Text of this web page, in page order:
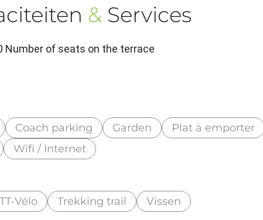
& Services
Number of seats on the terrace
Coach parking Garden
Plat à emporter
Wifi / Internet
Vélo Trekking trail Vissen